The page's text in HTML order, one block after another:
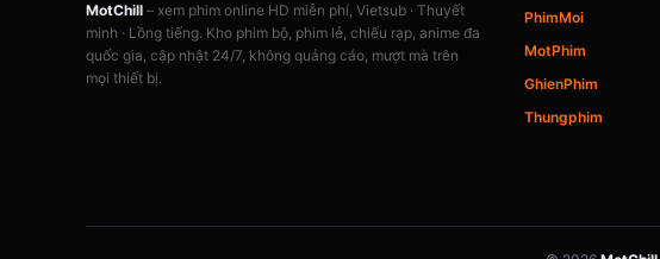
MotChill – xem phim online HD miễn phí, Vietsub · Thuyết
minh · Lồng tiếng. Kho phim bộ, phim lẻ, chiếu rạp, anime đa
quốc gia, cập nhật 24/7, không quảng cáo, mượt mà trên
mọi thiết bị.
PhimMoi
MotPhim
GhienPhim
Thungphim